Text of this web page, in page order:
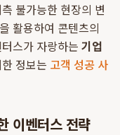
불가능한 현장의 변
활용하여 콘텐츠의
스가 자랑하는 기업
정보는 고객 성공 사
이벤터스 전략